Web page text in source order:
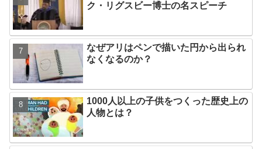
ク・リグスビー博士の名スピーチ
なぜアリはペンで描いた円から出られ
なくなるのか？
1000人以上の子供をつくった歴史上の
人物とは？